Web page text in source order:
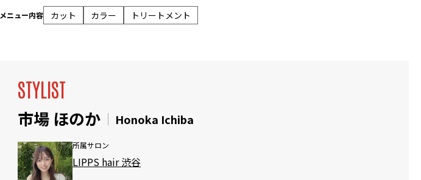
メニュー内容 カット カラー トリートメント
STYLIST
市場 ほのか Honoka Ichiba
所属サロン
LIPPS hair 渋谷